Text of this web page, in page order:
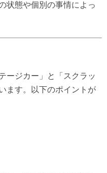
状態や個別の事情によっ
ージカー」と「スクラッ
ます。以下のポイントが